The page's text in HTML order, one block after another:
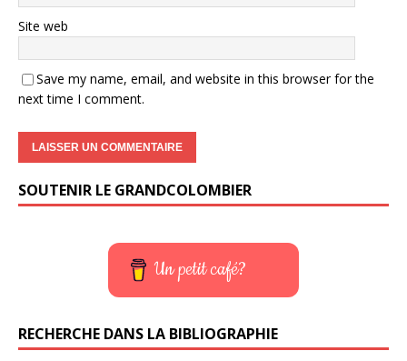
Site web
Save my name, email, and website in this browser for the
next time I comment.
SOUTENIR LE GRANDCOLOMBIER
Un petit café?
RECHERCHE DANS LA BIBLIOGRAPHIE